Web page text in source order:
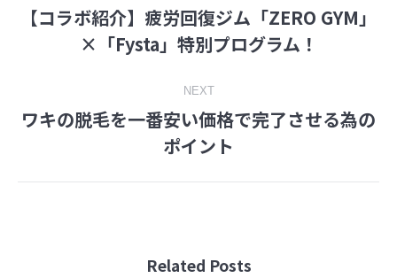
navigation
Previous
post:
【コラボ紹介】疲労回復ジム「ZERO GYM」
×「Fysta」特別プログラム！
NEXT
Next
post:
ワキの脱毛を一番安い価格で完了させる為の
ポイント
Related Posts